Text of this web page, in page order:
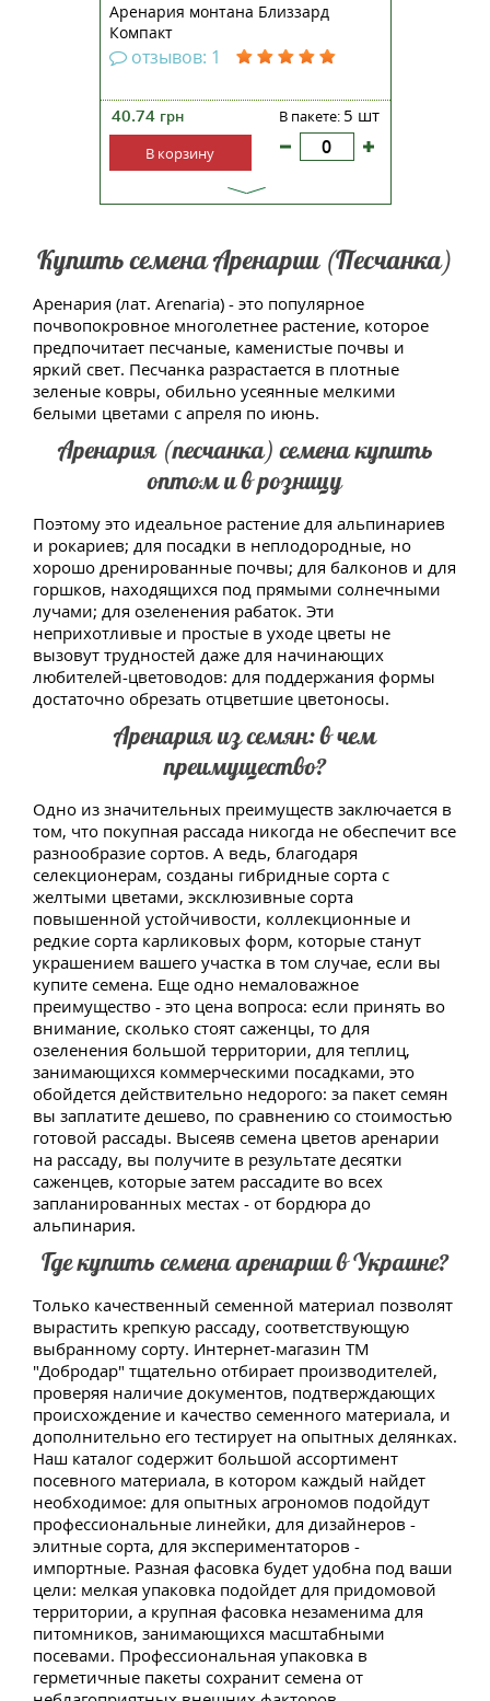
Купить семена Аренарии (Песчанка)
Аренария (лат. Arenaria) - это популярное
почвопокровное многолетнее растение, которое
предпочитает песчаные, каменистые почвы и
яркий свет. Песчанка разрастается в плотные
зеленые ковры, обильно усеянные мелкими
белыми цветами с апреля по июнь.
Аренария (песчанка) семена купить
оптом и в розницу
Поэтому это идеальное растение для альпинариев
и рокариев; для посадки в неплодородные, но
хорошо дренированные почвы; для балконов и для
горшков, находящихся под прямыми солнечными
лучами; для озеленения рабаток. Эти
неприхотливые и простые в уходе цветы не
вызовут трудностей даже для начинающих
любителей-цветоводов: для поддержания формы
достаточно обрезать отцветшие цветоносы.
Аренария из семян: в чем
преимущество?
Одно из значительных преимуществ заключается в
том, что покупная рассада никогда не обеспечит все
разнообразие сортов. А ведь, благодаря
селекционерам, созданы гибридные сорта с
желтыми цветами, эксклюзивные сорта
повышенной устойчивости, коллекционные и
редкие сорта карликовых форм, которые станут
украшением вашего участка в том случае, если вы
купите семена. Еще одно немаловажное
преимущество - это цена вопроса: если принять во
внимание, сколько стоят саженцы, то для
озеленения большой территории, для теплиц,
занимающихся коммерческими посадками, это
обойдется действительно недорого: за пакет семян
вы заплатите дешево, по сравнению со стоимостью
готовой рассады. Высеяв семена цветов аренарии
на рассаду, вы получите в результате десятки
саженцев, которые затем рассадите во всех
запланированных местах - от бордюра до
альпинария.
Где купить семена аренарии в Украине?
Только качественный семенной материал позволят
вырастить крепкую рассаду, соответствующую
выбранному сорту. Интернет-магазин ТМ
"Добродар" тщательно отбирает производителей,
проверяя наличие документов, подтверждающих
происхождение и качество семенного материала, и
дополнительно его тестирует на опытных делянках.
Наш каталог содержит большой ассортимент
посевного материала, в котором каждый найдет
необходимое: для опытных агрономов подойдут
профессиональные линейки, для дизайнеров -
элитные сорта, для экспериментаторов -
импортные. Разная фасовка будет удобна под ваши
цели: мелкая упаковка подойдет для придомовой
территории, а крупная фасовка незаменима для
питомников, занимающихся масштабными
посевами. Профессиональная упаковка в
герметичные пакеты сохранит семена от
Аренария монтана Близзард
Компакт
отзывов: 1
40.74 грн В пакете: 5 шт
В корзину